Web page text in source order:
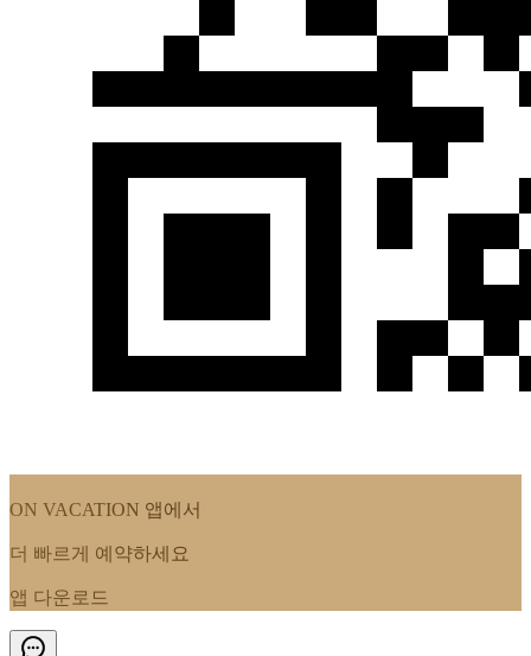
ON VACATION 앱에서
더 빠르게 예약하세요
앱 다운로드